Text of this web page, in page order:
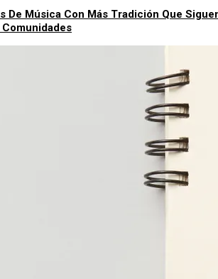
De Música Con Más Tradición Que